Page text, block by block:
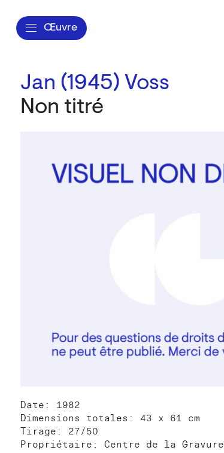
Œuvre
Jan (1945) Voss
Non titré
Date: 1982
Dimensions totales: 43 x 61 cm
Tirage: 27/50
Propriétaire: Centre de la Gravure